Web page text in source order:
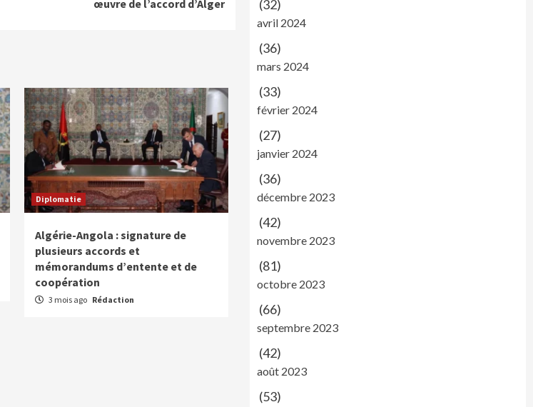
œuvre de l’accord d’Alger
Diplomatie
Algérie-Angola : signature de
plusieurs accords et
mémorandums d’entente et de
coopération
3 mois ago Rédaction
(32)
avril 2024
(36)
mars 2024
(33)
février 2024
(27)
janvier 2024
(36)
décembre 2023
(42)
novembre 2023
(81)
octobre 2023
(66)
septembre 2023
(42)
août 2023
(53)